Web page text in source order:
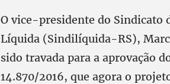
O vice-presidente do Sindicato
Líquida (Sindilíquida-RS),
sido travada para a aprovação
14.870/2016, que agora o